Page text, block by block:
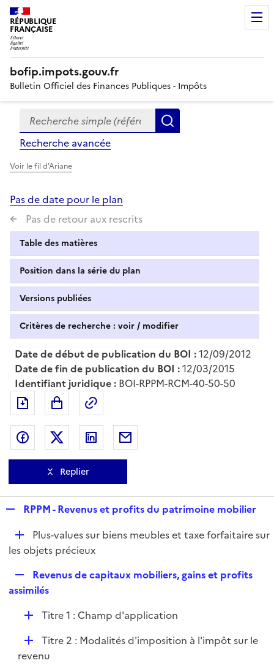
RÉPUBLIQUE
FRANÇAISE
bofip.impots.gouv.fr
Bulletin Officiel des Finances Publiques - Impôts
Formulaire
de
recherche
Recherche simple (références, mots clés, partie du
Recherche avancée
Voir le fil d'Ariane
Pas de date pour le plan
Pas de retour aux rescrits
Table des matières
Position dans la série du plan
Versions publiées
Critères de recherche : voir / modifier
Date de début de publication du BOI :12/09/2012
Date de fin de publication du BOI :12/03/2015
Identifiant juridique : BOI-RPPM-RCM-40-50-50
Exporter le document au format pdf
Partager sur Facebook
Partager sur Twitter
Partager sur LinkedIn
Replier
p
l
r
RPPM - Revenus et profits du patrimoine mobilier
D
é
i
e
r
Plus-values sur biens meubles et taxe forfaitaire sur
les objets précieux
e
l
i
e
r
Revenus de capitaux mobiliers, gains et profits
assimilés
D
l
Titre 1 : Champ d'application
D
é
Titre 2 : Modalités d'imposition à l'impôt sur le
revenu